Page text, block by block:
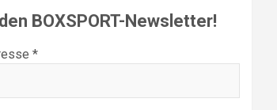
BOXSPORT-Newsletter!
*